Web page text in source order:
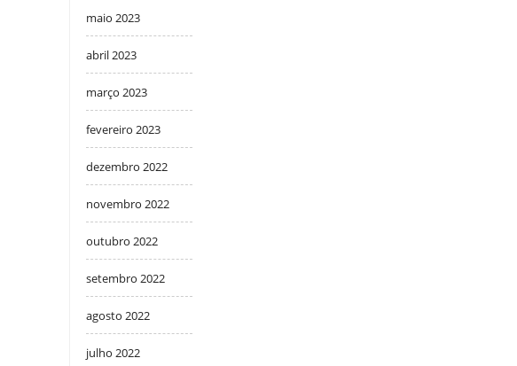
maio 2023
abril 2023
março 2023
fevereiro 2023
dezembro 2022
novembro 2022
outubro 2022
setembro 2022
agosto 2022
julho 2022